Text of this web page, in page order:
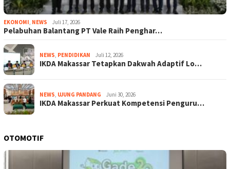
EKONOMI, NEWS Juli 17, 2026
Pelabuhan Balantang PT Vale Raih Penghar…
NEWS, PENDIDIKAN Juli 12, 2026
IKDA Makassar Tetapkan Dakwah Adaptif Lo…
NEWS, UJUNG PANDANG Juni 30, 2026
IKDA Makassar Perkuat Kompetensi Penguru…
OTOMOTIF